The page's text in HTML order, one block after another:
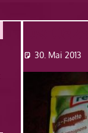
30. Mai 2013